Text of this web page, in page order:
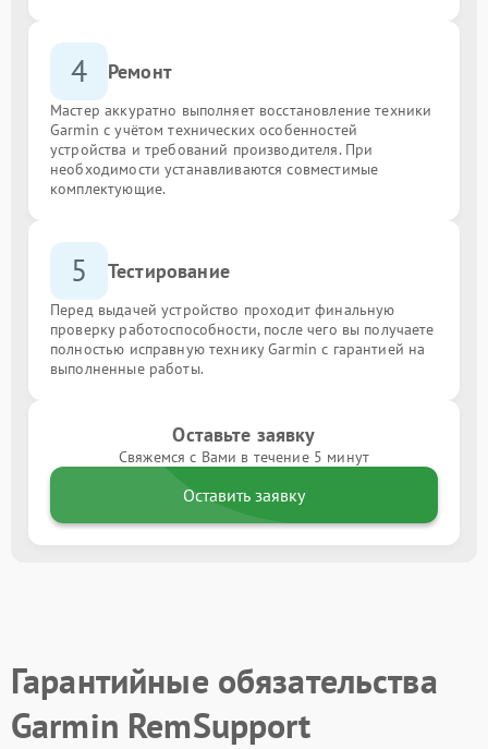
4 Ремонт
Мастер аккуратно выполняет восстановление техники
Garmin с учётом технических особенностей
устройства и требований производителя. При
необходимости устанавливаются совместимые
комплектующие.
5 Тестирование
Перед выдачей устройство проходит финальную
проверку работоспособности, после чего вы получаете
полностью исправную технику Garmin с гарантией на
выполненные работы.
Оставьте заявку
Свяжемся с Вами в течение 5 минут
Оставить заявку
Гарантийные обязательства
Garmin RemSupport